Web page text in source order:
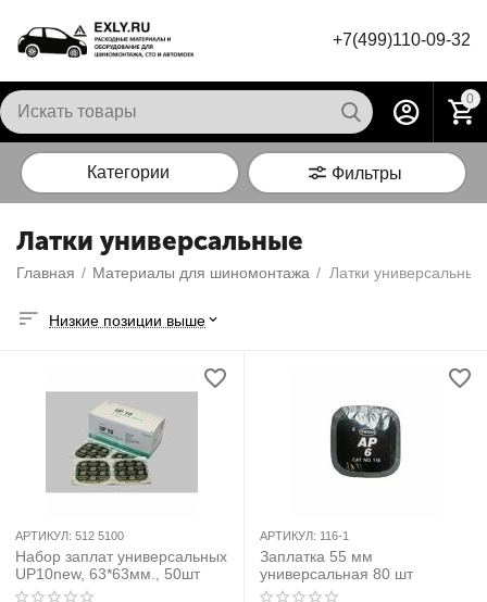
+7(499)110-09-32
0
Категории Фильтры
Латки универсальные
Главная / Материалы для шиномонтажа / Латки универсальные
Низкие позиции выше
АРТИКУЛ: 512 5100
Набор заплат универсальных
UP10new, 63*63мм., 50шт
АРТИКУЛ: 116-1
Заплатка 55 мм
универсальная 80 шт